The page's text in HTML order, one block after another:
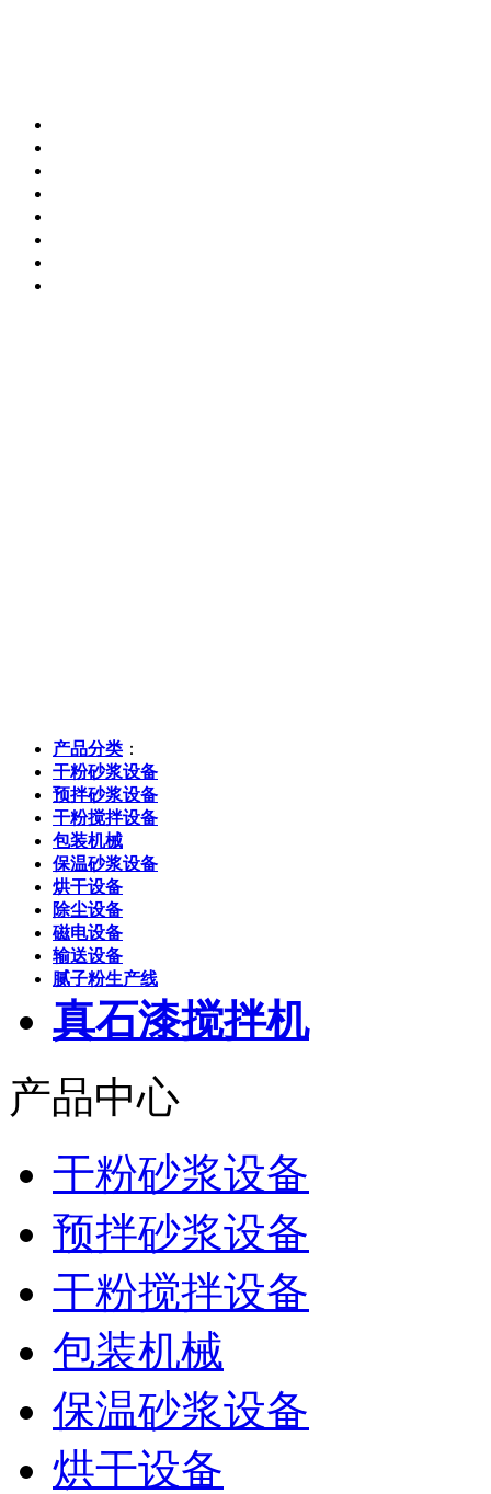
产品分类 ：
干粉砂浆设备
预拌砂浆设备
干粉搅拌设备
包装机械
保温砂浆设备
烘干设备
除尘设备
磁电设备
输送设备
腻子粉生产线
真石漆搅拌机
产品中心
干粉砂浆设备
预拌砂浆设备
干粉搅拌设备
包装机械
保温砂浆设备
烘干设备